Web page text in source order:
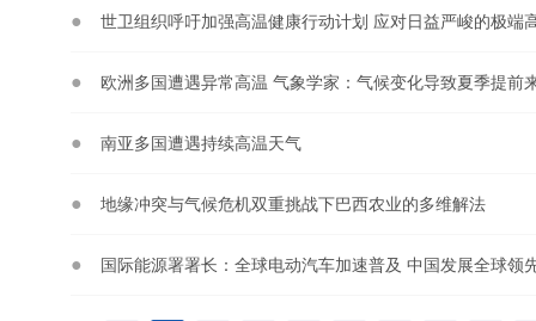
世卫组织呼吁加强高温健康行动计划 应对日益严峻的极端
欧洲多国遭遇异常高温 气象学家：气候变化导致夏季提前
南亚多国遭遇持续高温天气
地缘冲突与气候危机双重挑战下巴西农业的多维解法
国际能源署署长：全球电动汽车加速普及 中国发展全球领